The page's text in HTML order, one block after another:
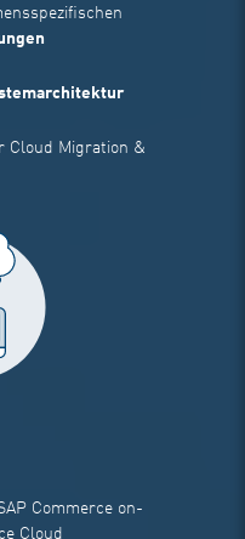
Cloud Migration &
Commerce on-
Cloud